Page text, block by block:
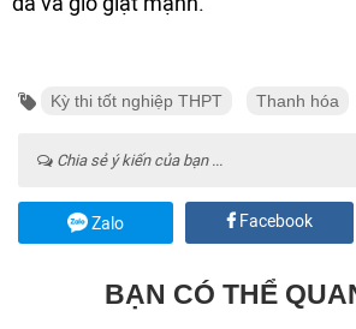
Kỳ thi tốt nghiệp THPT Thanh hóa
Chia sẻ ý kiến của bạn ...
Zalo Facebook
BẠN CÓ THỂ